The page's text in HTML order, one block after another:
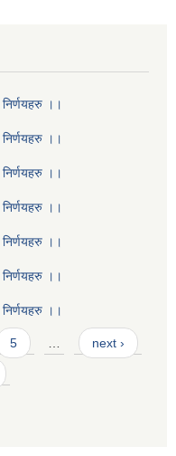
।।
।।
।।
।।
।।
।।
।।
5 … next ›